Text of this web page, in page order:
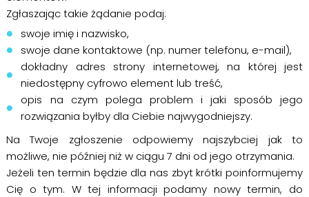
Zgłaszając takie żądanie podaj:
swoje imię i nazwisko,
swoje dane kontaktowe (np. numer telefonu, e-mail),
dokładny adres strony internetowej, na której jest
niedostępny cyfrowo element lub treść,
opis na czym polega problem i jaki sposób jego
rozwiązania byłby dla Ciebie najwygodniejszy.
Na Twoje zgłoszenie odpowiemy najszybciej jak to
możliwe, nie później niż w ciągu 7 dni od jego otrzymania.
Jeżeli ten termin będzie dla nas zbyt krótki poinformujemy
Cię o tym. W tej informacji podamy nowy termin, do